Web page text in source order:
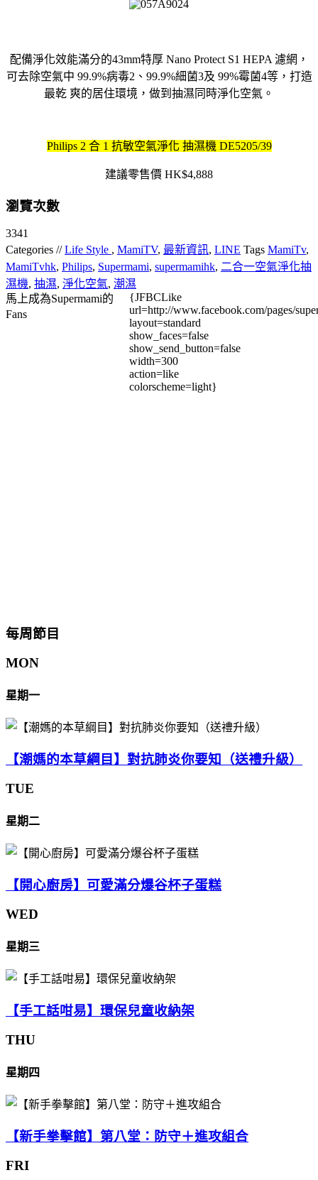
配備淨化效能滿分的43mm特厚 Nano Protect S1 HEPA 濾網，
可去除空氣中 99.9%病毒2、99.9%細菌3及 99%霉菌4等，打造
最乾 爽的居住環境，做到抽濕同時淨化空氣。
Philips 2 合 1 抗敏空氣淨化 抽濕機 DE5205/39
建議零售價 HK$4,888
瀏覽次數
3341
Categories //Life Style , MamiTV, 最新資訊, LINE Tags MamiTv,
MamiTvhk, Philips, Supermami, supermamihk, 二合一空氣淨化抽
濕機, 抽濕, 淨化空氣, 潮濕
馬上成為Supermami的
Fans
{JFBCLike
url=http://www.facebook.com/pages/
layout=standard
show_faces=false
show_send_button=false
width=300
action=like
colorscheme=light}
每周節目
MON
星期一
【潮媽的本草綱目】對抗肺炎你要知（送禮升級）
TUE
星期二
【開心廚房】可愛滿分爆谷杯子蛋糕
WED
星期三
【手工話咁易】環保兒童收納架
THU
星期四
【新手拳擊館】第八堂：防守＋進攻組合
FRI